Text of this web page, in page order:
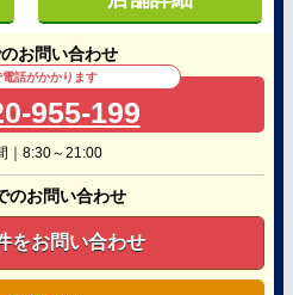
お問い合わせ
電話がかかります
955-199
｜8:30～21:00
のお問い合わせ
をお問い合わせ